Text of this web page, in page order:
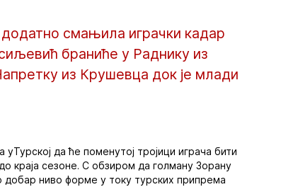
смањила играчки кадар
браниће у Раднику из
из Крушевца док је млади
да ће поменутој тројици играча бити
краја сезоне. С обзиром да голману Зорану
добар ниво форме у току турских припрема